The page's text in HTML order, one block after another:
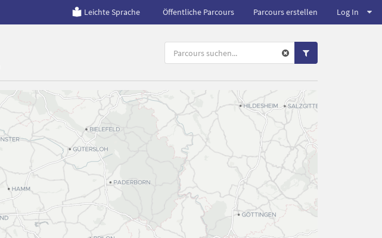
Leichte Sprache Öffentliche Parcours Parcours erstellen Log In